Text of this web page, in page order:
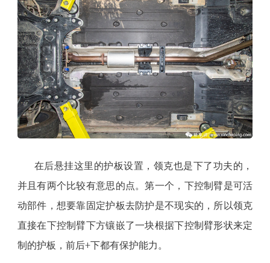
在后悬挂这里的护板设置，领克也是下了功夫的，
并且有两个比较有意思的点。第一个，下控制臂是可活
动部件，想要靠固定护板去防护是不现实的，所以领克
直接在下控制臂下方镶嵌了一块根据下控制臂形状来定
制的护板，前后+下都有保护能力。